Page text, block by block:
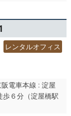
レンタルオフィス
電車本線 : 淀屋
６分（淀屋橋駅